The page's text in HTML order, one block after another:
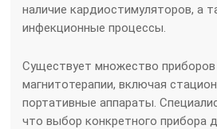
наличие кардиостимуляторов, а
инфекционные процессы.
Существует множество
магнитотерапии, включая
портативные аппараты.
что выбор конкретного прибора